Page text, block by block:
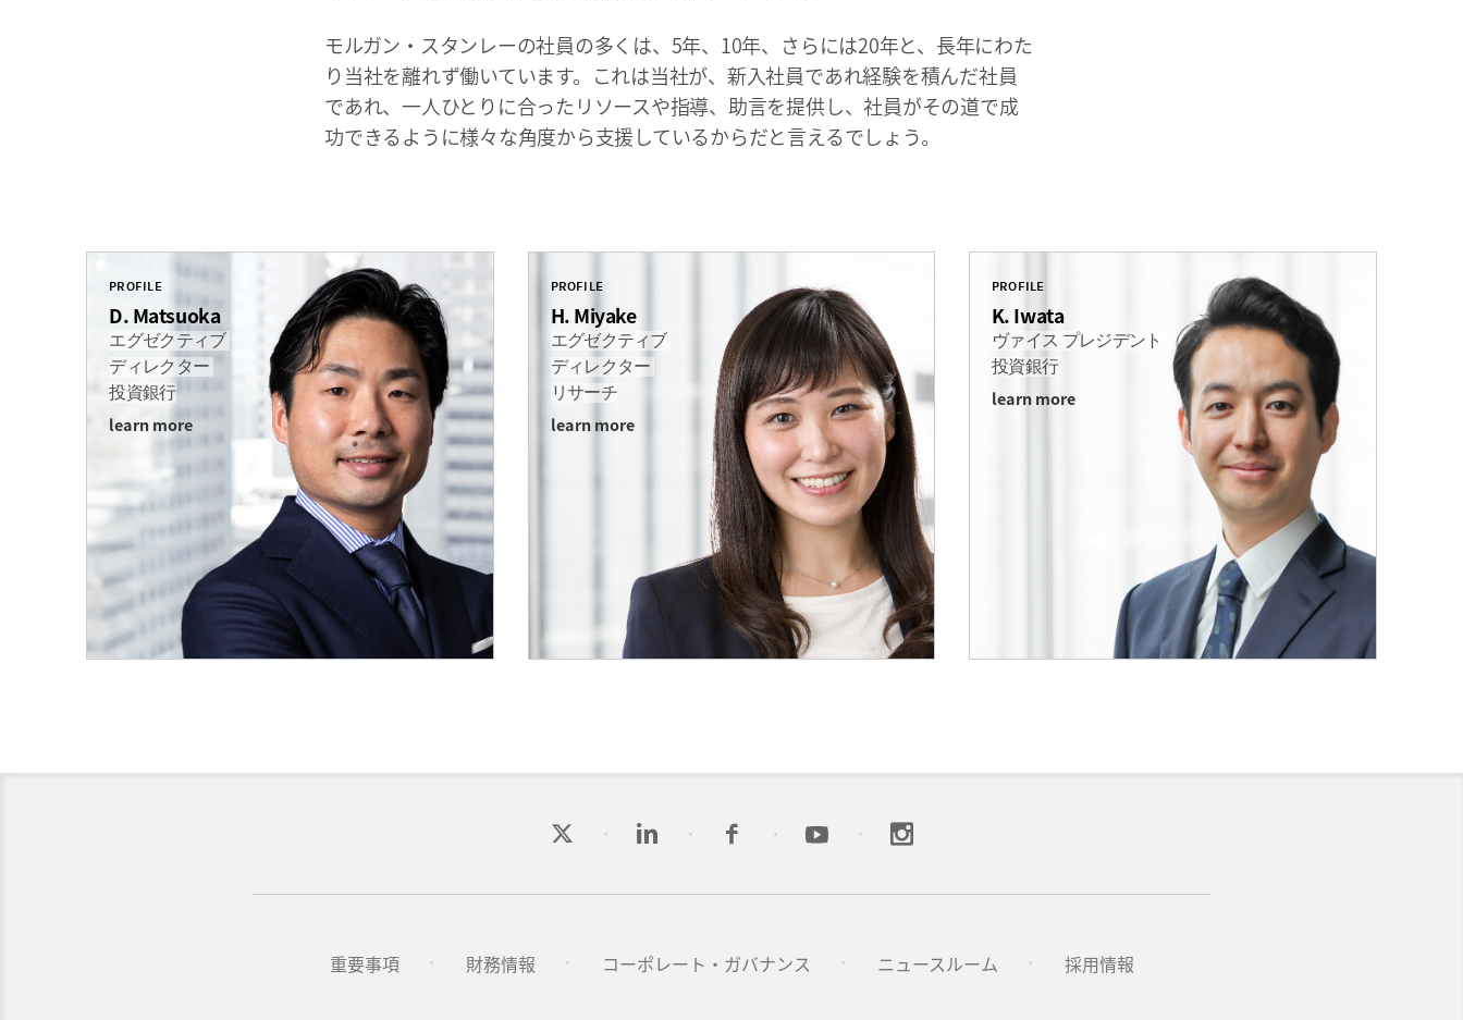
モルガン・スタンレーの社員の多くは、5年、10年、さらには20年と、長年にわた
り当社を離れず働いています。これは当社が、新入社員であれ経験を積んだ社員
であれ、一人ひとりに合ったリソースや指導、助言を提供し、社員がその道で成
功できるように様々な角度から支援しているからだと言えるでしょう。
PROFILE
D. Matsuoka
エグゼクティブ
ディレクター
投資銀行
learn more
PROFILE
H. Miyake
エグゼクティブ
ディレクター
リサーチ
learn more
PROFILE
K. Iwata
ヴァイス プレジデント
投資銀行
learn more
重要事項 財務情報 コーポレート・ガバナンス ニュースルーム 採用情報